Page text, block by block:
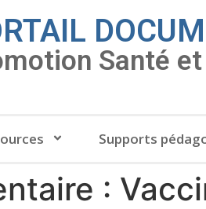
Santé et
Supports
: